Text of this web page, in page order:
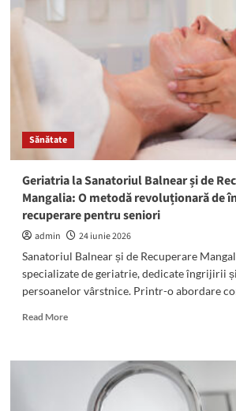
Pecineaga,
Techirghiol
și
din
județul
Constanța
Sănătate
Geriatria la Sanatoriul Balnear și de
Mangalia: O metodă revoluționară de
recuperare pentru seniori
admin
24 iunie 2026
Sanatoriul Balnear și de Recuperare
specializate de geriatrie, dedicate îngrijirii
persoanelor vârstnice. Printr-o abordare
Read MoreRead
Geriatria
Sanatoriul
Balnear